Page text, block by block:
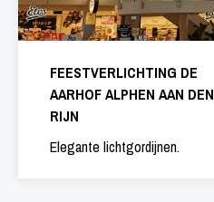
FEESTVERLICHTING DE
AARHOF ALPHEN AAN DEN
RIJN
Elegante lichtgordijnen.